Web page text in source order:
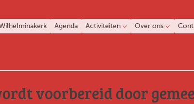
Agenda Activiteiten Over ons
voorbereid door